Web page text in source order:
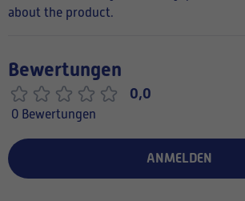
about the product.
Bewertungen
0,0
0 Bewertungen
ANMELDEN